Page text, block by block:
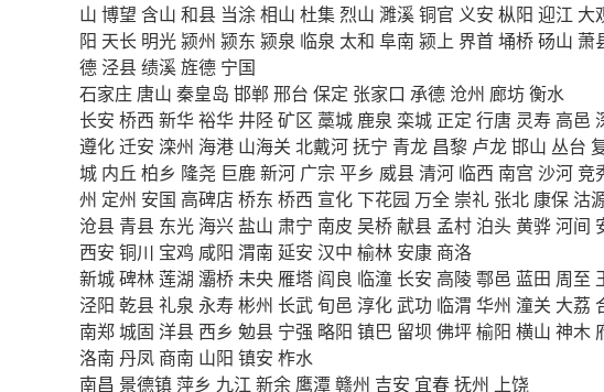
山 博望 含山 和县 当涂相山 杜集 烈山 濉溪铜官 义安 枞阳 迎江 大
阳 天长 明光颍州 颍东 颍泉 临泉 太和 阜南 颍上 界首埇桥砀山 萧
德 泾县绩溪旌德 宁国
石家庄 唐山 秦皇岛 邯郸 邢台 保定 张家口 承德 沧州 廊坊衡水
长安 桥西 新华裕华 井陉矿区 藁城 鹿泉 栾城 正定 行唐 灵寿 高邑
遵化迁安 滦州 海港 山海关 北戴河抚宁 青龙 昌黎 卢龙邯山 丛台
城 内丘 柏乡 隆尧 巨鹿新河 广宗 平乡 威县清河 临西 南宫 沙河竞
州 定州 安国 高碑店 桥东 桥西 宣化下花园 万全 崇礼 张北 康保 沽
沧县 青县 东光 海兴 盐山 肃宁 南皮 吴桥献县 孟村 泊头黄骅河间
西安 铜川 宝鸡 咸阳 渭南 延安 汉中 榆林 安康 商洛
新城碑林莲湖 灞桥未央 雁塔 阎良 临潼 长安 高陵鄠邑 蓝田 周至
泾阳 乾县礼泉 永寿彬州 长武旬邑 淳化武功 临渭 华州 潼关 大荔
南郑城固 洋县 西乡 勉县 宁强 略阳 镇巴 留坝 佛坪榆阳 横山 神木
洛南 丹凤 商南 山阳 镇安 柞水
南昌 景德镇萍乡 九江 新余 鹰潭赣州 吉安 宜春抚州 上饶